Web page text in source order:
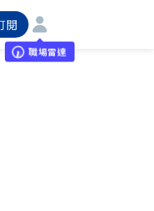
閱
職場雷達